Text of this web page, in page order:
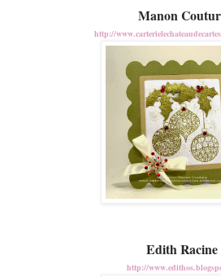
Manon
http://
Edith Racine
http://